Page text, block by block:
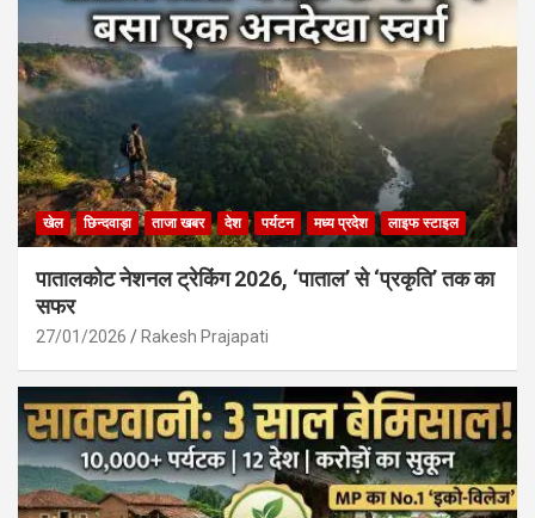
खेल छिन्दवाड़ा ताजा खबर देश पर्यटन मध्य प्रदेश लाइफ स्टाइल
पातालकोट नेशनल ट्रेकिंग 2026, ‘पाताल’ से ‘प्रकृति’ तक का
सफर
27/01/2026 Rakesh Prajapati